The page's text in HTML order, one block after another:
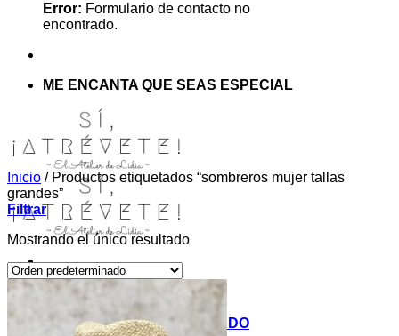
Error: Formulario de contacto no
encontrado.
ME ENCANTA QUE SEAS ESPECIAL
INICIO
MIS COSITAS POR EL MUNDO
Inicio /Productos etiquetados “sombreros mujer tallas
grandes”
Filtrar
Mostrando el único resultado